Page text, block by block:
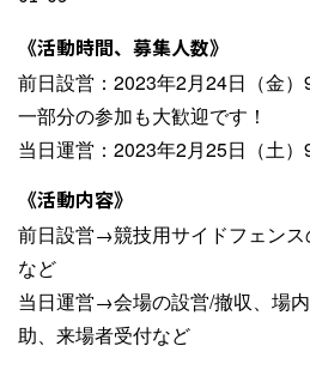
《活動時間、募集人数》
前日設営：2023年2月24日（
一部分の参加も大歓迎です！
当日運営：2023年2月25日（土
《活動内容》
前日設営→競技用サイドフェン
など
当日運営→会場の設営/撤収、場
助、来場者受付など